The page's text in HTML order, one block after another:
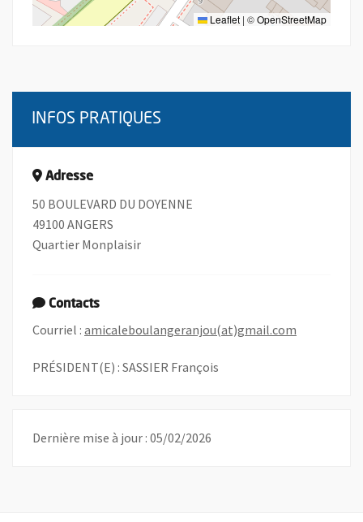
Leaflet | ©OpenStreetMap
INFOS PRATIQUES
Adresse
50 BOULEVARD DU DOYENNE
49100 ANGERS
Quartier Monplaisir
Contacts
Courriel : amicaleboulangeranjou(at)gmail.com
PRÉSIDENT(E) : SASSIER François
Dernière mise à jour : 05/02/2026